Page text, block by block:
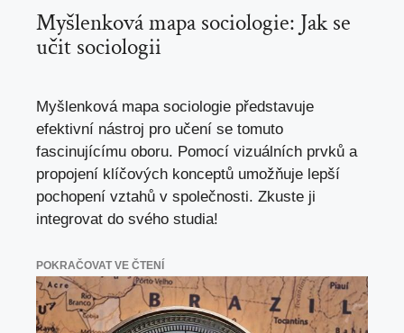
Myšlenková mapa sociologie: Jak se
učit sociologii
Myšlenková mapa sociologie představuje
efektivní nástroj pro učení se tomuto
fascinujícímu oboru. Pomocí vizuálních prvků a
propojení klíčových konceptů umožňuje lepší
pochopení vztahů v společnosti. Zkuste ji
integrovat do svého studia!
POKRAČOVAT VE ČTENÍ